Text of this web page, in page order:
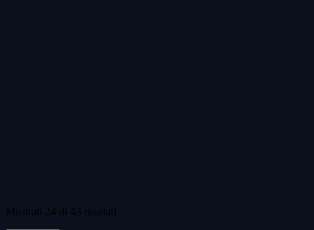
Mostrati 24 di 43 risultati